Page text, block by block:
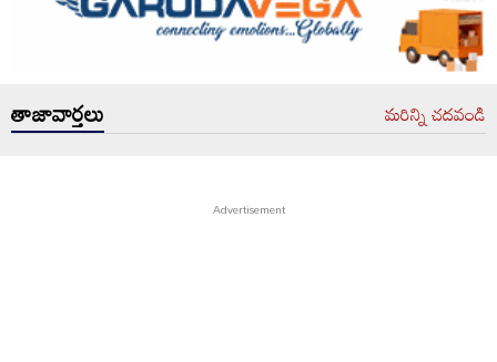
తాజావార్తలు మరిన్ని చదవండి